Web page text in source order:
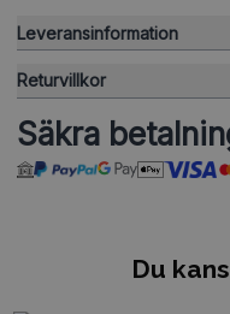
Leveransinformation
Returvillkor
Säkra
Du